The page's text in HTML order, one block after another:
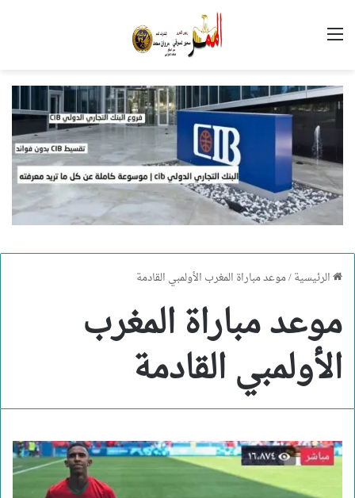
القائمة
الرئيسية/موعد مباراة المغرب الأولمبي القادمة
موعد مباراة المغرب
الأولمبي القادمة